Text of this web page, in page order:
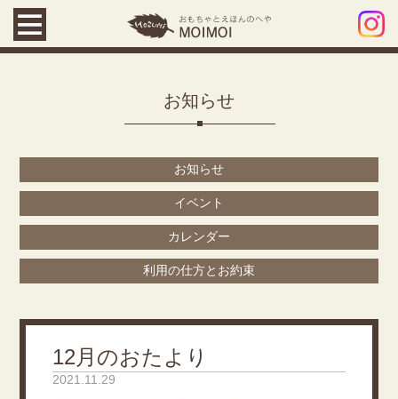
お知らせ
お知らせ
イベント
カレンダー
利用の仕方とお約束
12月のおたより
2021.11.29